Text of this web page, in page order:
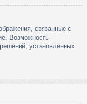
связанные с
Возможность
установленных